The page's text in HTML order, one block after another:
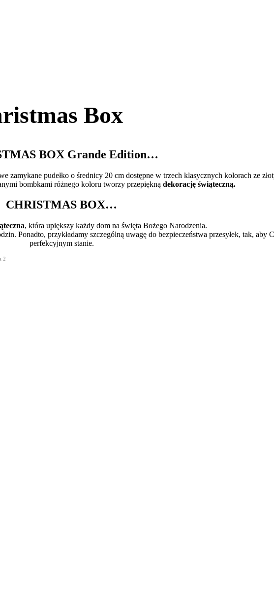
Box
BOX Grande Edition…
zamykane pudełko o średnicy 20 cm dostępne w trzech klasycznych kolorach ze
bombkami różnego koloru tworzy przepiękną dekorację świąteczną.
CHRISTMAS BOX…
, która upiększy każdy dom na święta Bożego Narodzenia.
Ponadto, przykładamy szczególną uwagę do bezpieczeństwa przesyłek, tak, aby
perfekcyjnym stanie.
2